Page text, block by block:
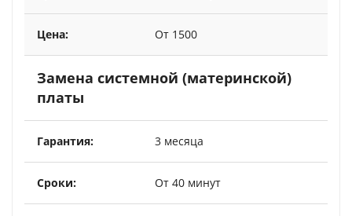
От 1500
Замена системной (материнской)
платы
3 месяца
От 40 минут